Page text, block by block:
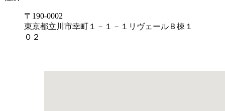
〒190-0002
東京都立川市幸町１－１－１リヴェールＢ棟１
０２